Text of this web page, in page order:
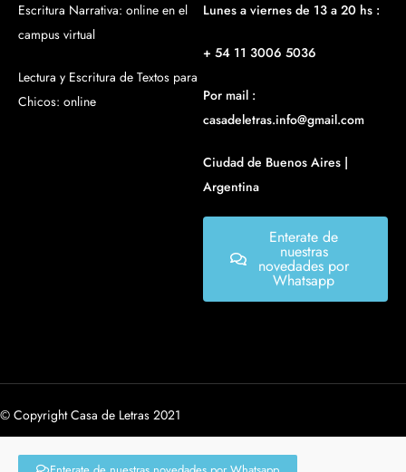
Escritura Narrativa: online en el
campus virtual
Lectura y Escritura de Textos para
Chicos: online
Lunes a viernes de 13 a 20 hs :
+ 54 11 3006 5036
Por mail :
casadeletras.info@gmail.com
Ciudad de Buenos Aires |
Argentina
Enterate de
nuestras
novedades por
Whatsapp
© Copyright Casa de Letras 2021